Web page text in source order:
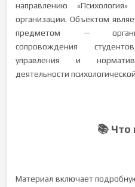
направлению
организации. Объектом
предметом —
сопровождения
управления и
деятельности
📚 Что
Материал включает